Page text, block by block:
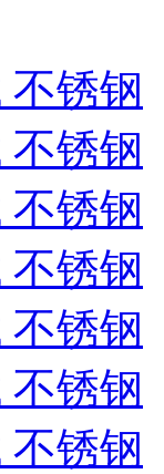
不锈钢
不锈钢
不锈钢
不锈钢
不锈钢
不锈钢
不锈钢